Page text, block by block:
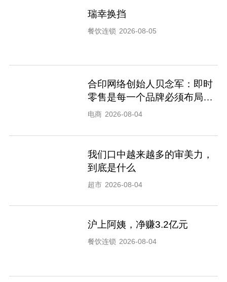
瑞幸换挡
餐饮连锁 2026-08-05
合印网络创始人贝念军：即时
零售是每一个品牌必须布局的
渠道
电商 2026-08-04
我们口中越来越多的审美力，
到底是什么
超市 2026-08-04
沪上阿姨，净赚3.2亿元
餐饮连锁 2026-08-04